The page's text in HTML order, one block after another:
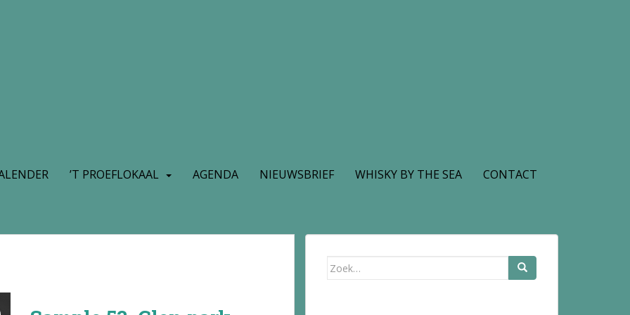
’T PROEFLOKAAL AGENDA NIEUWSBRIEF WHISKY BY THE SEA CONTACT
Zoek